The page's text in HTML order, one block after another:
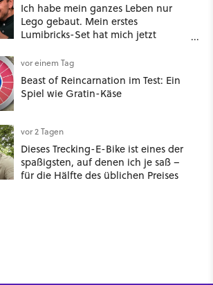
Ich habe mein ganzes Leben nur
Lego gebaut. Mein erstes
Lumibricks-Set hat mich jetzt
Stack im Test
vor einem Tag
Beast of Reincarnation im Test: Ein
Spiel wie Gratin-Käse
vor 2 Tagen
Dieses Trecking-E-Bike ist eines der
spaßigsten, auf denen ich je saß –
für die Hälfte des üblichen Preises